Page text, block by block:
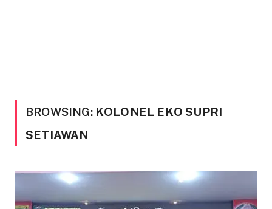
BROWSING: KOLONEL EKO SUPRI
SETIAWAN